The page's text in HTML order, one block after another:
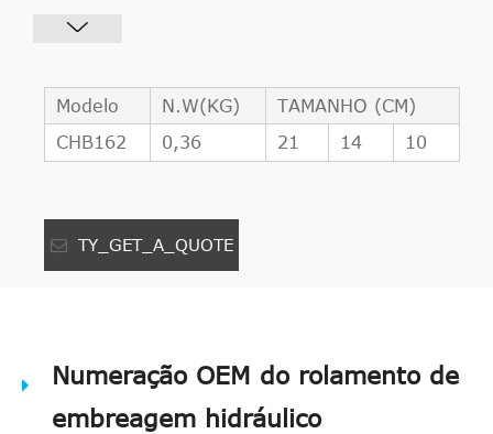
Modelo N.W(KG)
TAMANHO (CM)
CHB162
0,36 21 14 10
TY_GET_A_QUOTE
Numeração OEM do rolamento de
embreagem hidráulico